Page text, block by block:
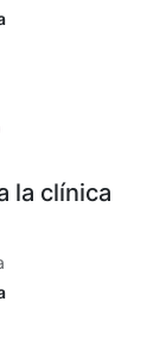
la clínica